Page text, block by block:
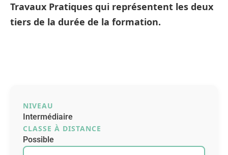
Travaux Pratiques qui représentent les deux
tiers de la durée de la formation.
NIVEAU
Intermédiaire
CLASSE À DISTANCE
Possible